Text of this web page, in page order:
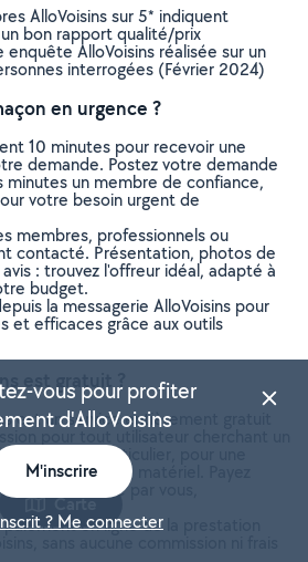
AlloVoisins sur 5* indiquent
un bon rapport qualité/prix
enquête AlloVoisins réalisée sur un
interrogées (Février 2024)
en urgence ?
10 minutes pour recevoir une
demande. Postez votre demande
un membre de confiance,
votre besoin urgent de
membres, professionnels ou
contacté. Présentation, photos de
: trouvez l'offreur idéal, adapté à
budget.
la messagerie AlloVoisins pour
et efficaces grâce aux outils
est gratuit ?
est un service entièrement gratuit
pour tout utilisateur cherchant un
ou particulier, pour une
une location de matériel. Payez
prestation, fixé par vous,
paiement en ligne de la prestation
Carte
vous pour profiter
d'AlloVoisins
M'inscrire
? Me connecter